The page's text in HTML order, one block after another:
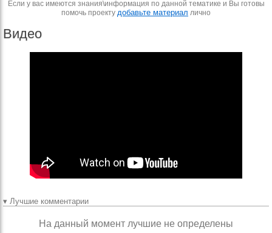
Если у вас имеются знания\информация по данной тематике и Вы готовы
помочь проекту добавьте материал лично
Видео
▾ Лучшие комментарии
На данный момент лучшие не определены